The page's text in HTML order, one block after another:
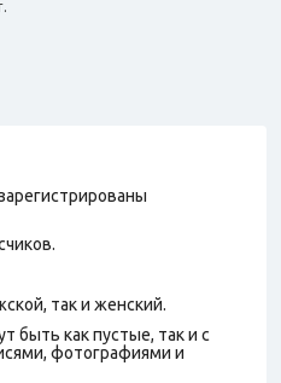
так и женский.
быть как пустые, так и с
фотографиями и